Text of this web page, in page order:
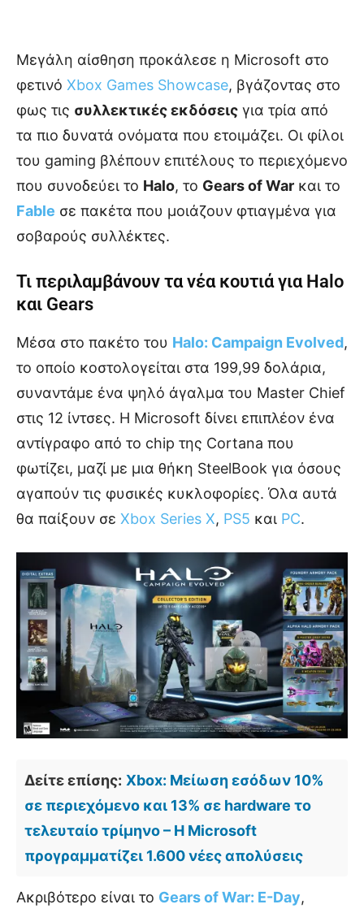
Μεγάλη αίσθηση προκάλεσε η Microsoft στο
φετινό Xbox Games Showcase, βγάζοντας στο
φως τις συλλεκτικές εκδόσεις για τρία από
τα πιο δυνατά ονόματα που ετοιμάζει. Οι φίλοι
του gaming βλέπουν επιτέλους το περιεχόμενο
που συνοδεύει το Halo, το Gears of War και το
Fable σε πακέτα που μοιάζουν φτιαγμένα για
σοβαρούς συλλέκτες.
Τι περιλαμβάνουν τα νέα κουτιά για Halo
και Gears
Μέσα στο πακέτο του Halo: Campaign Evolved,
το οποίο κοστολογείται στα 199,99 δολάρια,
συναντάμε ένα ψηλό άγαλμα του Master Chief
στις 12 ίντσες. Η Microsoft δίνει επιπλέον ένα
αντίγραφο από το chip της Cortana που
φωτίζει, μαζί με μια θήκη SteelBook για όσους
αγαπούν τις φυσικές κυκλοφορίες. Όλα αυτά
θα παίξουν σε Xbox Series X, PS5 και PC.
Δείτε επίσης: Xbox: Μείωση εσόδων 10%
σε περιεχόμενο και 13% σε hardware το
τελευταίο τρίμηνο – Η Microsoft
προγραμματίζει 1.600 νέες απολύσεις
Ακριβότερο είναι το Gears of War: E-Day,